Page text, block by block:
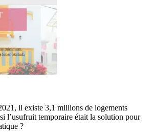
il existe 3,1 millions de logements
l’usufruit temporaire était la solution pour
?